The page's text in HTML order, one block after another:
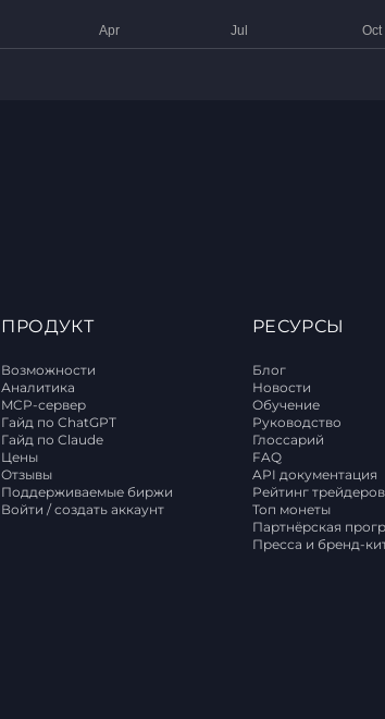
ПРОДУКТ
Возможности
Аналитика
MCP-сервер
Гайд по ChatGPT
Гайд по Claude
Цены
Отзывы
Поддерживаемые биржи
Войти / создать аккаунт
РЕСУРСЫ
Блог
Новости
Обучение
Руководство
Глоссарий
FAQ
API документация
Рейтинг трейдеров
Топ монеты
Партнёрская
Пресса и бренд-